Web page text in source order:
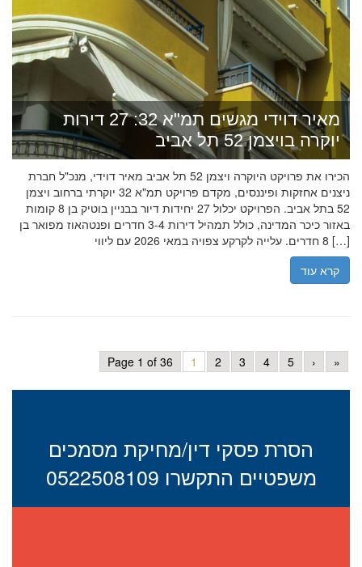
מאיר דוידי מגשים תמ"א 32: 27 דירות
יוקרה בויצמן 52 תל אביב
הכירו את פרויקט היוקרה ויצמן 52 תל אביב מאיר דוידי, מנכ"ל חברת
ניצנים אחזקות ופיננסים, מקדם פרויקט תמ"א 32 יוקרתי ברחוב ויצמן
52 בתל אביב. הפרויקט יכלול 27 יחידות דיור בבניין בוטיק בן 8 קומות
באזור כיכר המדינה, כולל תמהיל דירות 3-4 חדרים ופנטהאוז מפואר בן
8 חדרים. עלייה לקרקע צפויה במאי 2026 עם ליווי […]
קרא עוד
Page 1 of 36 1 2 3 4 5 › »
הסרת פסקי דין/מחיקת מסמכים
משפטיים התקשרו 0522508109